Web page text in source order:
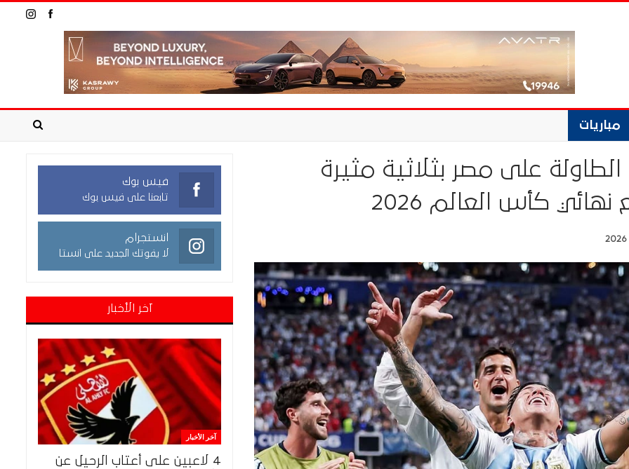
مباريات
الطاولة على مصر بثلاثية مثيرة
كأس العالم 2026
فيس بوك
تابعنا على فيس بوك
انستجرام
لا يفوتك الجديد على انستا
آخر الأخبار
آخر الأخبار
4 لاعبين على أعتاب الرحيل عن